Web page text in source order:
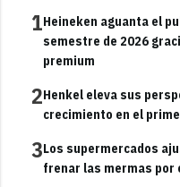
1Heineken aguanta el
semestre de 2026
premium
2Henkel eleva sus
crecimiento en el
3Los supermercados
frenar las mermas por